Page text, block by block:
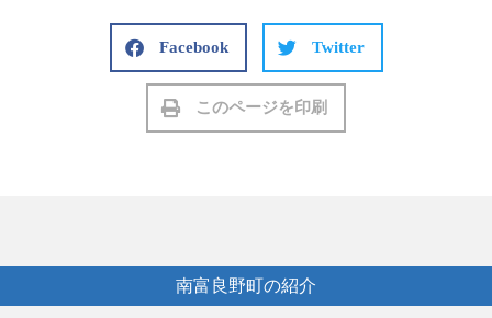
Facebook Twitter
このページを印刷
南富良野町の紹介